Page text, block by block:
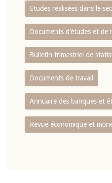
Etudes réalisées dans le
Documents d’études et de
Bulletin trimestriel de
Documents de travail
Annuaire des banques et
Revue économique et